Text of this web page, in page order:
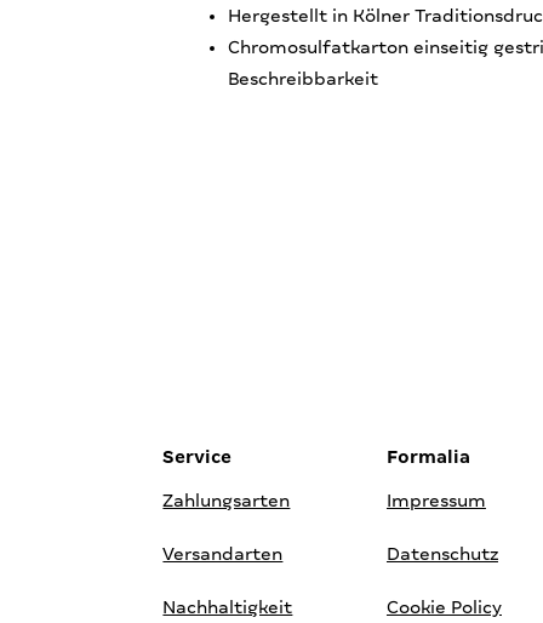
Hergestellt in Kölner
Chromosulfatkarton einseitig
Beschreibbarkeit
Service
Zahlungsarten
Versandarten
Nachhaltigkeit
Formalia
Impressum
Datenschutz
Cookie Policy